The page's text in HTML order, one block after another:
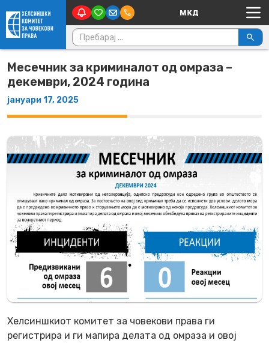
Skip to content Main Navigation
Пребарувај за:
Месечник за криминалот од омраза –
декември, 2024 година
јануари 17, 2025
Хелсиншкиот комитет за човекови права ги
регистрира и ги мапира делата од омраза и овој